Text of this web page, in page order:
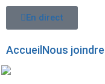
En direct
Accueil Nous joindre